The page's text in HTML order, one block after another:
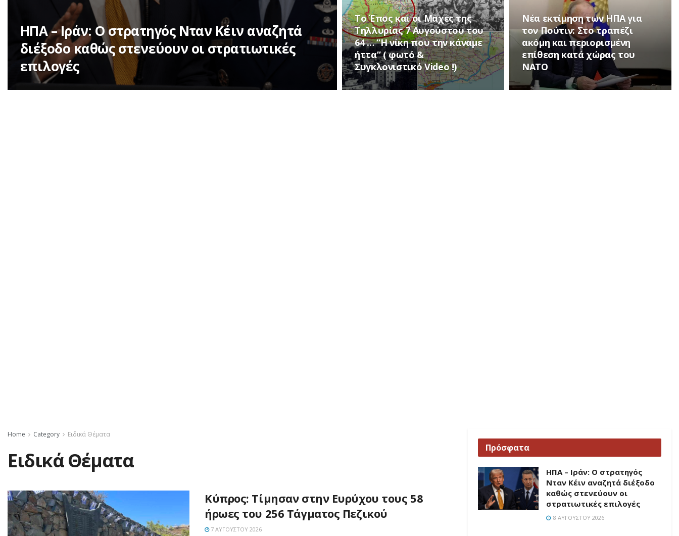
ΗΠΑ – Ιράν: Ο στρατηγός Νταν Κέιν αναζητά
διέξοδο καθώς στενεύουν οι στρατιωτικές
επιλογές
Το Έπος και οι Μάχες της
Τηλλυρίας 7 Αυγούστου του
64 … “Η νίκη που την κάναμε
ήττα” ( φωτό &
Συγκλονιστικό Video !)
Νέα εκτίμηση των ΗΠΑ για
τον Πούτιν: Στο τραπέζι
ακόμη και περιορισμένη
επίθεση κατά χώρας του
ΝΑΤΟ
Home Category Ειδικά Θέματα
Ειδικά Θέματα
Κύπρος: Τίμησαν στην Ευρύχου τους 58
ήρωες του 256 Τάγματος Πεζικού
7 ΑΥΓΟΎΣΤΟΥ 2026
Πρόσφατα
ΗΠΑ – Ιράν: Ο στρατηγός
Νταν Κέιν αναζητά διέξοδο
καθώς στενεύουν οι
στρατιωτικές επιλογές
8 ΑΥΓΟΎΣΤΟΥ 2026